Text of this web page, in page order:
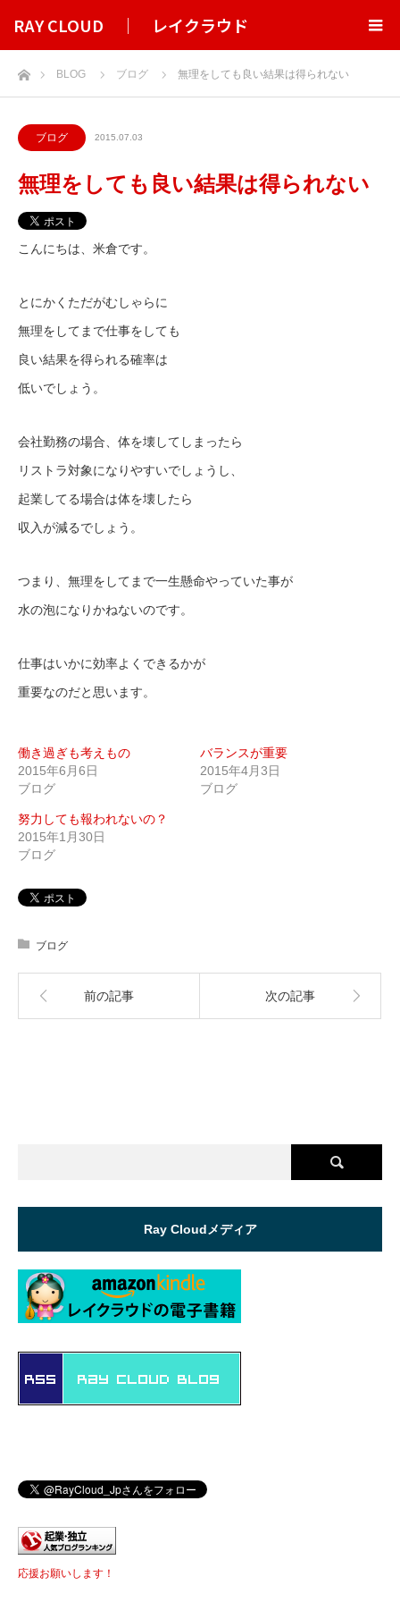
RAY CLOUD ｜ レイクラウド
ホームBLOG ブログ 無理をしても良い結果は得られない
ブログ 2015.07.03
無理をしても良い結果は得られない
こんにちは、米倉です。
とにかくただがむしゃらに
無理をしてまで仕事をしても
良い結果を得られる確率は
低いでしょう。
会社勤務の場合、体を壊してしまったら
リストラ対象になりやすいでしょうし、
起業してる場合は体を壊したら
収入が減るでしょう。
つまり、無理をしてまで一生懸命やっていた事が
水の泡になりかねないのです。
仕事はいかに効率よくできるかが
重要なのだと思います。
働き過ぎも考えもの
2015年6月6日
ブログ
バランスが重要
2015年4月3日
ブログ
努力しても報われないの？
2015年1月30日
ブログ
ブログ
前の記事 次の記事
Ray Cloudメディア
応援お願いします！